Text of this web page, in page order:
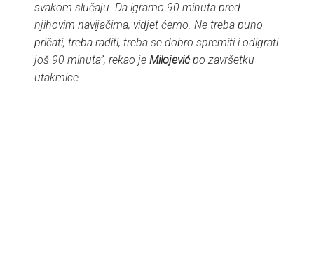
svakom slučaju. Da igramo 90 minuta pred
njihovim navijačima, vidjet ćemo. Ne treba puno
pričati, treba raditi, treba se dobro spremiti i odigrati
još 90 minuta”, rekao jeMilojevićpo završetku
utakmice.